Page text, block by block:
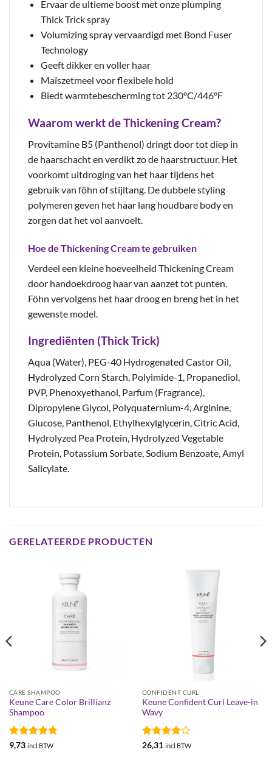
Ervaar de ultieme boost met onze plumping
Thick Trick spray
Volumizing spray vervaardigd met Bond Fuser
Technology
Geeft dikker en voller haar
Maïszetmeel voor flexibele hold
Biedt warmtebescherming tot 230°C/446°F
Waarom werkt de Thickening Cream?
Provitamine B5 (Panthenol) dringt door tot diep in
de haarschacht en verdikt zo de haarstructuur. Het
voorkomt uitdroging van het haar tijdens het
gebruik van föhn of stijltang. De dubbele styling
polymeren geven het haar lang houdbare body en
zorgen dat het vol aanvoelt.
Hoe de Thickening Cream te gebruiken
Verdeel een kleine hoeveelheid Thickening Cream
door handoekdroog haar van aanzet tot punten.
Föhn vervolgens het haar droog en breng het in het
gewenste model.
Ingrediënten (Thick Trick)
Aqua (Water), PEG-40 Hydrogenated Castor Oil,
Hydrolyzed Corn Starch, Polyimide-1, Propanediol,
PVP, Phenoxyethanol, Parfum (Fragrance),
Dipropylene Glycol, Polyquaternium-4, Arginine,
Glucose, Panthenol, Ethylhexylglycerin, Citric Acid,
Hydrolyzed Pea Protein, Hydrolyzed Vegetable
Protein, Potassium Sorbate, Sodium Benzoate, Amyl
Salicylate.
GERELATEERDE PRODUCTEN
CARE SHAMPOO
Keune Care Color Brillianz
Shampoo
Gewaardeerd
9,73 incl BTW
CONFIDENT CURL
Keune Confident Curl Leave-in
Wavy
Gewaardeerd
26,31 incl BTW